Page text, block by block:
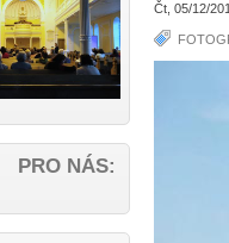
Čt, 05/12/
PRO NÁS: